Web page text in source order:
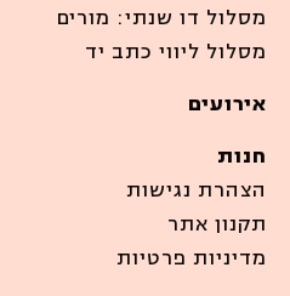
מסלול דו שנתי: מורים
מסלול ליווי כתב יד
אירועים
חנות
הצהרת נגישות
תקנון אתר
מדיניות פרטיות